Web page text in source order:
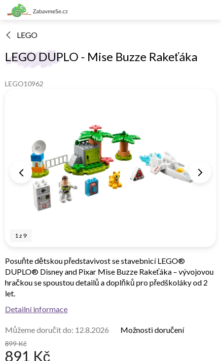
Přejít
na
LEGO
LEGO DUPLO - Mise Buzze Rakeťáka
LEGO10962
1z 9
899 Kč
891 Kč
Můžeme doručit do: 12.8.2026 Možnosti doručení
Posuňte dětskou představivost se stavebnicí LEGO®
DUPLO® Disney and Pixar Mise Buzze Rakeťáka – vývojovou
hračkou se spoustou detailů a doplňků pro předškoláky od 2
let.
Detailní informace